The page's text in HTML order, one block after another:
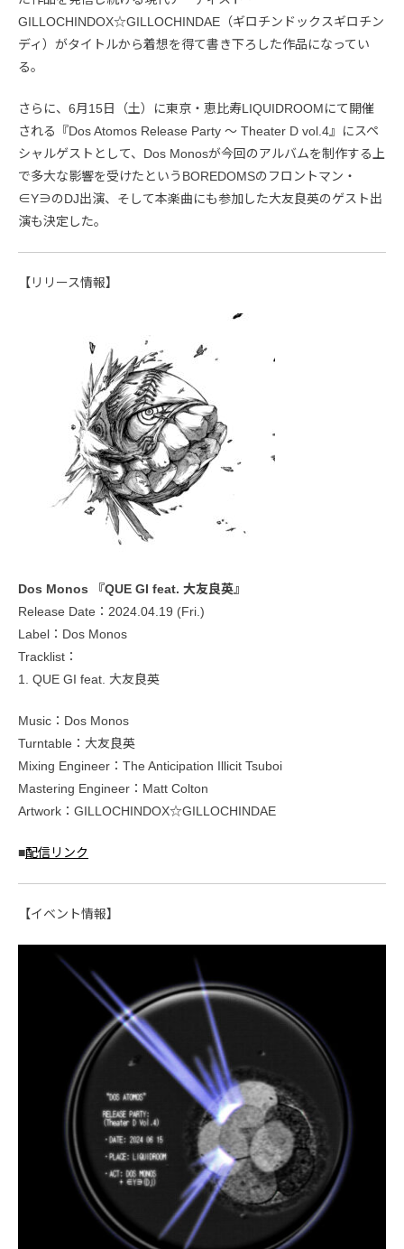
GILLOCHINDOX☆GILLOCHINDAE（ギロチンドックスギロチン
ディ）がタイトルから着想を得て書き下ろした作品になってい
る。
さらに、6月15日（土）に東京・恵比寿LIQUIDROOMにて開催
される『Dos Atomos Release Party 〜 Theater D vol.4』にスペ
シャルゲストとして、Dos Monosが今回のアルバムを制作する上
で多大な影響を受けたというBOREDOMSのフロントマン・
∈Y∋のDJ出演、そして本楽曲にも参加した大友良英のゲスト出
演も決定した。
【リリース情報】
Dos Monos 『QUE GI feat. 大友良英』
Release Date：2024.04.19 (Fri.)
Label：Dos Monos
Tracklist：
1. QUE GI feat. 大友良英
Music：Dos Monos
Turntable：大友良英
Mixing Engineer：The Anticipation Illicit Tsuboi
Mastering Engineer：Matt Colton
Artwork：GILLOCHINDOX☆GILLOCHINDAE
■配信リンク
【イベント情報】